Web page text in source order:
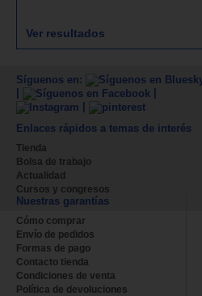
Ver resultados
Síguenos en:
Enlaces rápidos a temas de interés
Tienda
Bolsa de trabajo
Actualidad
Cursos y congresos
Nuestras garantías
Cómo comprar
Envío de pedidos
Formas de pago
Contacto tienda
Condiciones de venta
Política de devoluciones